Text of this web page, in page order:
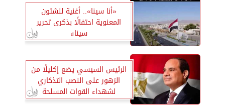
«أنا سينا».. أغنية للشئون
المعنوية احتفالًا بذكرى تحرير
سيناء
الرئيس السيسي يضع إكليلًا من
الزهور على النصب التذكاري
لشهداء القوات المسلحة